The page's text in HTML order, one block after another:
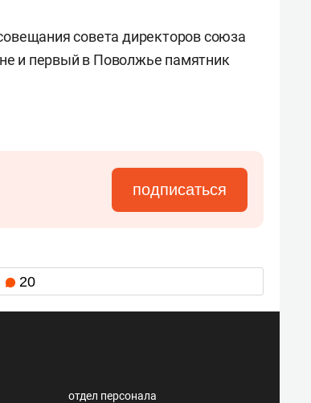
совета директоров союза
и первый в Поволжье памятник
подписаться
20
отдел персонала